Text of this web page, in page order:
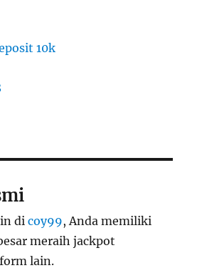
10k
dicoy99, Anda memiliki
meraih jackpot
lain.